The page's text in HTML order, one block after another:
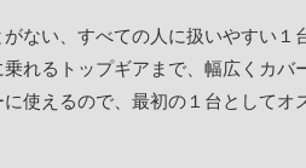
ない、すべての人に扱いやすい１
れるトップギアまで、幅広くカバ
使えるので、最初の１台としてオ